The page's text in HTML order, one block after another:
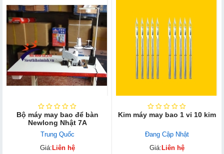
Bộ máy may bao để bàn
Newlong Nhật 7A
Trung Quốc
Giá:Liên hệ
Kim máy may bao 1 vỉ 10 kim
Đang Cập Nhật
Giá:Liên hệ